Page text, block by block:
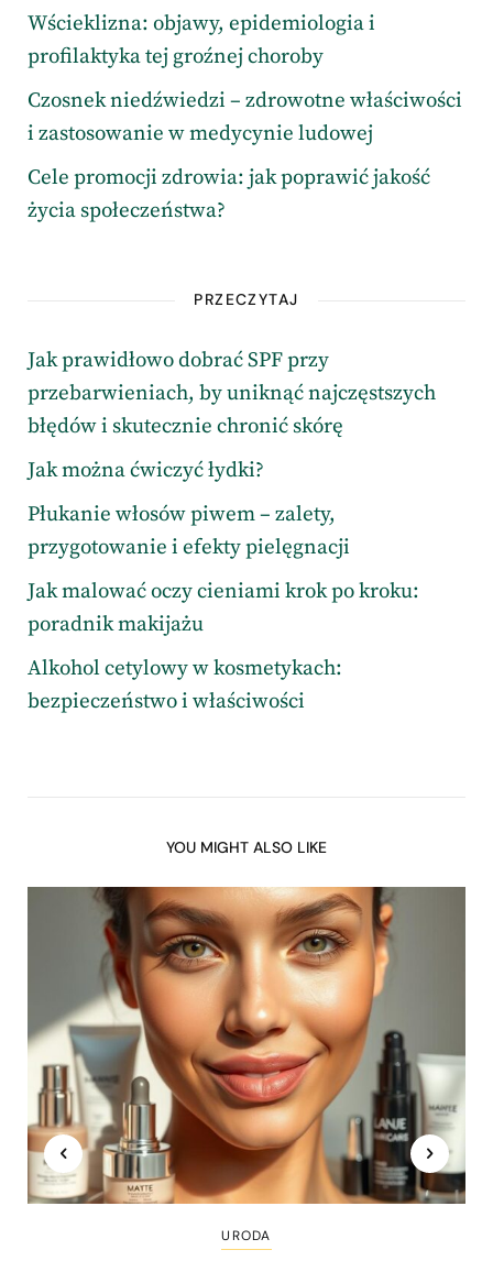
Wścieklizna: objawy, epidemiologia i
profilaktyka tej groźnej choroby
Czosnek niedźwiedzi – zdrowotne właściwości
i zastosowanie w medycynie ludowej
Cele promocji zdrowia: jak poprawić jakość
życia społeczeństwa?
PRZECZYTAJ
Jak prawidłowo dobrać SPF przy
przebarwieniach, by uniknąć najczęstszych
błędów i skutecznie chronić skórę
Jak można ćwiczyć łydki?
Płukanie włosów piwem – zalety,
przygotowanie i efekty pielęgnacji
Jak malować oczy cieniami krok po kroku:
poradnik makijażu
Alkohol cetylowy w kosmetykach:
bezpieczeństwo i właściwości
YOU MIGHT ALSO LIKE
URODA